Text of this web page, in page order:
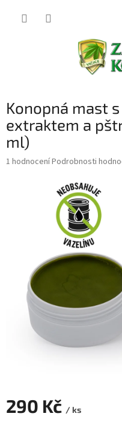
Konopná mast
extraktem a
ml)
Průměrné
1 hodnoceníPodrobnosti
290 Kč / ks